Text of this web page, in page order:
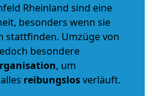
Rheinland sind eine
besonders wenn sie
stattfinden. Umzüge von
besondere
, um
reibungslosverläuft.